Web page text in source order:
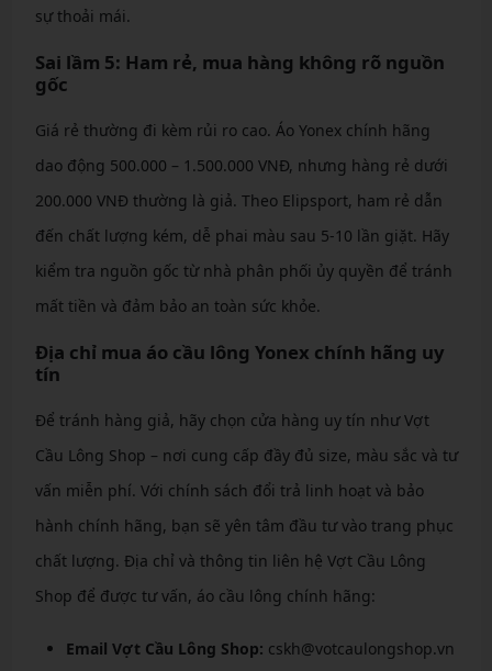
sự thoải mái.
Sai lầm 5: Ham rẻ, mua hàng không rõ nguồn
gốc
Giá rẻ thường đi kèm rủi ro cao. Áo Yonex chính hãng
dao động 500.000 – 1.500.000 VNĐ, nhưng hàng rẻ dưới
200.000 VNĐ thường là giả. Theo Elipsport, ham rẻ dẫn
đến chất lượng kém, dễ phai màu sau 5-10 lần giặt. Hãy
kiểm tra nguồn gốc từ nhà phân phối ủy quyền để tránh
mất tiền và đảm bảo an toàn sức khỏe.
Địa chỉ mua áo cầu lông Yonex chính hãng uy
tín
Để tránh hàng giả, hãy chọn cửa hàng uy tín như Vợt
Cầu Lông Shop – nơi cung cấp đầy đủ size, màu sắc và tư
vấn miễn phí. Với chính sách đổi trả linh hoạt và bảo
hành chính hãng, bạn sẽ yên tâm đầu tư vào trang phục
chất lượng. Địa chỉ và thông tin liên hệ Vợt Cầu Lông
Shop để được tư vấn, áo cầu lông chính hãng:
Email Vợt Cầu Lông Shop: cskh@votcaulongshop.vn